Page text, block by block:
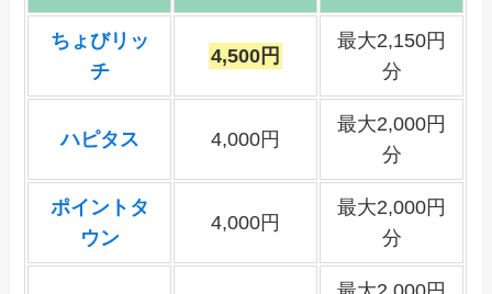
ちょびリッ
チ
4,500円
最大2,150円
分
ハピタス 4,000円
最大2,000円
分
ポイントタ
ウン
4,000円
最大2,000円
分